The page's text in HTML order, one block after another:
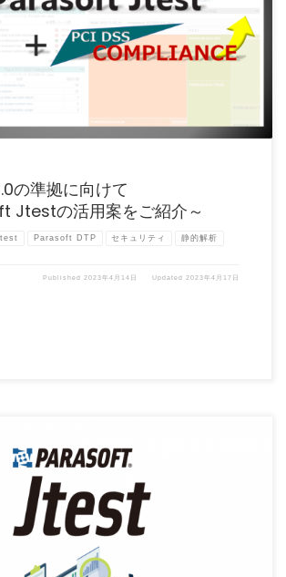
新しくv4.0へバージョンアップされました。それにより、新
の準拠に向けて
Jtestの活用案をご紹介～
Parasoft DTP セキュリティ 静的解析
Published 2023年4月14日 Updated 2023年4月17日
フリースタイルジョブを利用して、ビルドとJtestによる静的